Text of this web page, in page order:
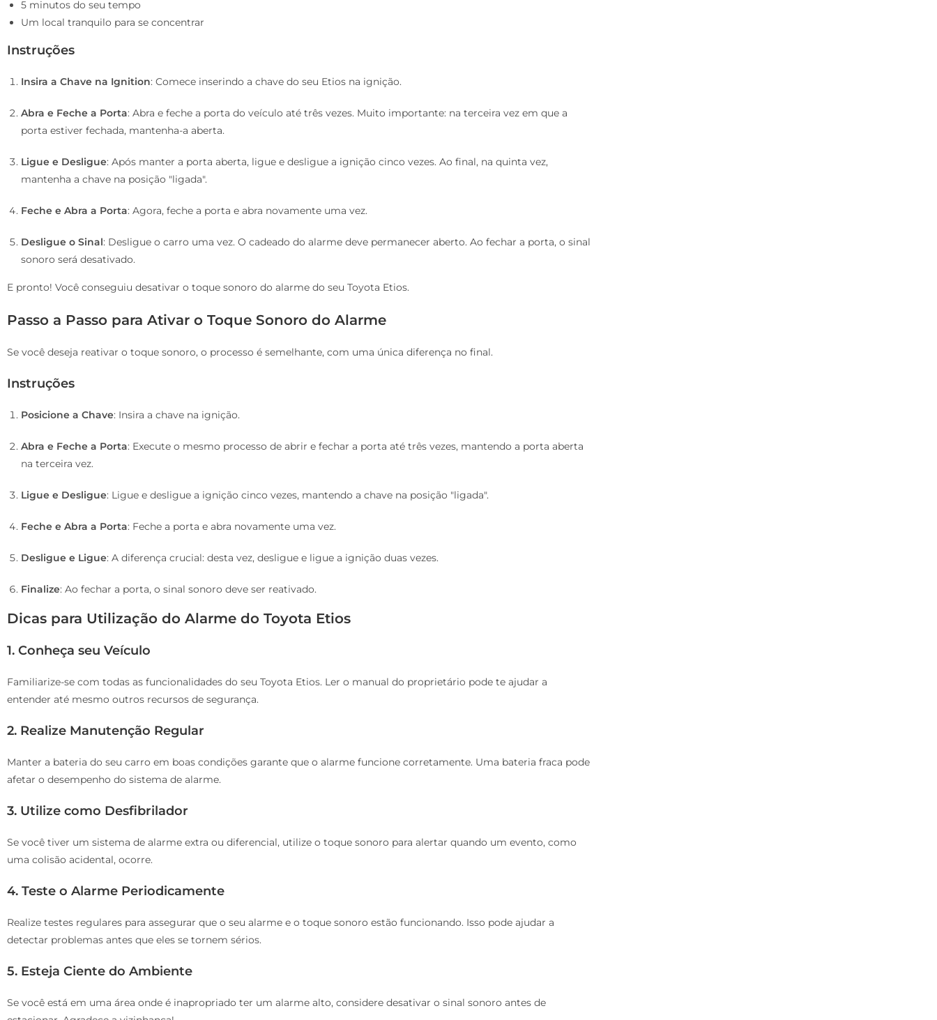
5 minutos do seu tempo
Um local tranquilo para se concentrar
Instruções
Insira a Chave na Ignition: Comece inserindo a chave do seu Etios na ignição.
Abra e Feche a Porta: Abra e feche a porta do veículo até três vezes. Muito importante: na terceira vez em que a
porta estiver fechada, mantenha-a aberta.
Ligue e Desligue: Após manter a porta aberta, ligue e desligue a ignição cinco vezes. Ao final, na quinta vez,
mantenha a chave na posição "ligada".
Feche e Abra a Porta: Agora, feche a porta e abra novamente uma vez.
Desligue o Sinal: Desligue o carro uma vez. O cadeado do alarme deve permanecer aberto. Ao fechar a porta, o sinal
sonoro será desativado.
E pronto! Você conseguiu desativar o toque sonoro do alarme do seu Toyota Etios.
Passo a Passo para Ativar o Toque Sonoro do Alarme
Se você deseja reativar o toque sonoro, o processo é semelhante, com uma única diferença no final.
Instruções
Posicione a Chave: Insira a chave na ignição.
Abra e Feche a Porta: Execute o mesmo processo de abrir e fechar a porta até três vezes, mantendo a porta aberta
na terceira vez.
Ligue e Desligue: Ligue e desligue a ignição cinco vezes, mantendo a chave na posição "ligada".
Feche e Abra a Porta: Feche a porta e abra novamente uma vez.
Desligue e Ligue: A diferença crucial: desta vez, desligue e ligue a ignição duas vezes.
Finalize: Ao fechar a porta, o sinal sonoro deve ser reativado.
Dicas para Utilização do Alarme do Toyota Etios
1. Conheça seu Veículo
Familiarize-se com todas as funcionalidades do seu Toyota Etios. Ler o manual do proprietário pode te ajudar a
entender até mesmo outros recursos de segurança.
2. Realize Manutenção Regular
Manter a bateria do seu carro em boas condições garante que o alarme funcione corretamente. Uma bateria fraca pode
afetar o desempenho do sistema de alarme.
3. Utilize como Desfibrilador
Se você tiver um sistema de alarme extra ou diferencial, utilize o toque sonoro para alertar quando um evento, como
uma colisão acidental, ocorre.
4. Teste o Alarme Periodicamente
Realize testes regulares para assegurar que o seu alarme e o toque sonoro estão funcionando. Isso pode ajudar a
detectar problemas antes que eles se tornem sérios.
5. Esteja Ciente do Ambiente
Se você está em uma área onde é inapropriado ter um alarme alto, considere desativar o sinal sonoro antes de